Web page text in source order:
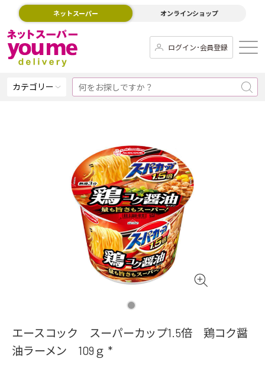
ネットスーパー オンラインショップ
ログイン･会員登録
カテゴリー
エースコック スーパーカップ1.5倍 鶏コク醤
油ラーメン 109ｇ *